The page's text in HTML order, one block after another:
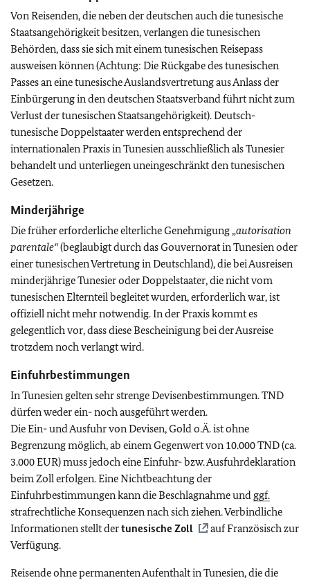
Von Reisenden, die neben der deutschen auch die tunesische
Staatsangehörigkeit besitzen, verlangen die tunesischen
Behörden, dass sie sich mit einem tunesischen Reisepass
ausweisen können (Achtung: Die Rückgabe des tunesischen
Passes an eine tunesische Auslandsvertretung aus Anlass der
Einbürgerung in den deutschen Staatsverband führt nicht zum
Verlust der tunesischen Staatsangehörigkeit). Deutsch-
tunesische Doppelstaater werden entsprechend der
internationalen Praxis in Tunesien ausschließlich als Tunesier
behandelt und unterliegen uneingeschränkt den tunesischen
Gesetzen.
Minderjährige
Die früher erforderliche elterliche Genehmigung „autorisation
parentale“(beglaubigt durch das Gouvernorat in Tunesien oder
einer tunesischen Vertretung in Deutschland), die bei Ausreisen
minderjährige Tunesier oder Doppelstaater, die nicht vom
tunesischen Elternteil begleitet wurden, erforderlich war, ist
offiziell nicht mehr notwendig. In der Praxis kommt es
gelegentlich vor, dass diese Bescheinigung bei der Ausreise
trotzdem noch verlangt wird.
Einfuhrbestimmungen
In Tunesien gelten sehr strenge Devisenbestimmungen. TND
dürfen weder ein- noch ausgeführt werden.
Die Ein- und Ausfuhr von Devisen, Gold o.Ä. ist ohne
Begrenzung möglich, ab einem Gegenwert von 10.000 TND (ca.
3.000 EUR) muss jedoch eine Einfuhr- bzw. Ausfuhrdeklaration
beim Zoll erfolgen. Eine Nichtbeachtung der
Einfuhrbestimmungen kann die Beschlagnahme und ggf.
strafrechtliche Konsequenzen nach sich ziehen. Verbindliche
Informationen stellt dertunesische Zoll
auf Französisch zur
Verfügung.
Reisende ohne permanenten Aufenthalt in Tunesien, die die